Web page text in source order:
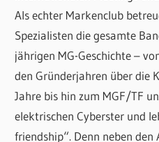
Als echter Markenclub
Spezialisten die gesamte
jährigen MG-Geschichte –
den Gründerjahren über die
Jahre bis hin zum MGF/TF
elektrischen Cyberster und
friendship“. Denn neben den